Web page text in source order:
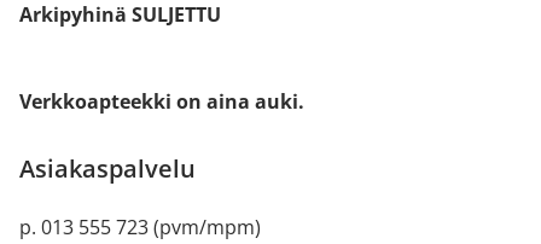
Arkipyhinä SULJETTU
Verkkoapteekki on aina auki.
Asiakaspalvelu
p. 013 555 723 (pvm/mpm)